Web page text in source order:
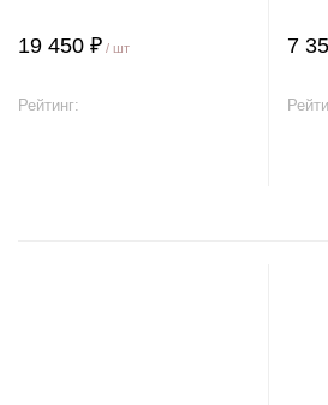
19 450 ₽ / шт
Рейтинг:
7